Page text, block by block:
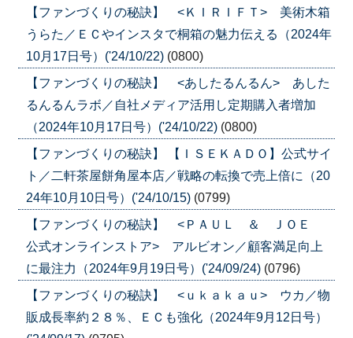
【ファンづくりの秘訣】 <ＫＩＲＩＦＴ> 美術木箱
うらた／ＥＣやインスタで桐箱の魅力伝える（2024年
10月17日号）('24/10/22) (0800)
【ファンづくりの秘訣】 <あしたるんるん> あした
るんるんラボ／自社メディア活用し定期購入者増加
（2024年10月17日号）('24/10/22) (0800)
【ファンづくりの秘訣】 【ＩＳＥＫＡＤＯ】公式サイ
ト／二軒茶屋餅角屋本店／戦略の転換で売上倍に（20
24年10月10日号）('24/10/15) (0799)
【ファンづくりの秘訣】 <ＰＡＵＬ ＆ ＪＯＥ
公式オンラインストア> アルビオン／顧客満足向上
に最注力（2024年9月19日号）('24/09/24) (0796)
【ファンづくりの秘訣】 <ｕｋａｋａｕ> ウカ／物
販成長率約２８％、ＥＣも強化（2024年9月12日号）